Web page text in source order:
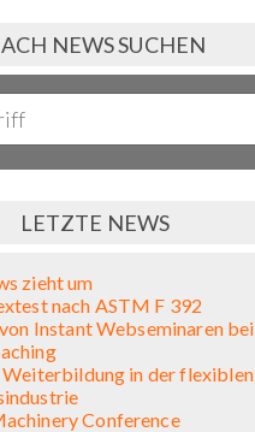
NEWS SUCHEN
LETZTE NEWS
zieht um
nach ASTM F 392
Instant Webseminaren bei
in der flexiblen
Conference